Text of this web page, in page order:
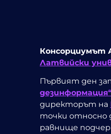
Консорциумът
Латвийски
Първият ден
директорът на
точки относно
равнище